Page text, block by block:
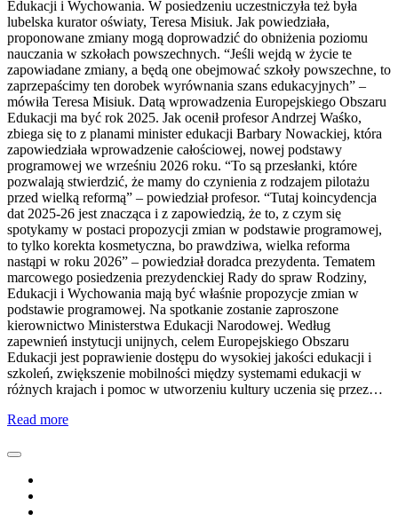
Edukacji i Wychowania. W posiedzeniu uczestniczyła też była
lubelska kurator oświaty, Teresa Misiuk. Jak powiedziała,
proponowane zmiany mogą doprowadzić do obniżenia poziomu
nauczania w szkołach powszechnych. “Jeśli wejdą w życie te
zapowiadane zmiany, a będą one obejmować szkoły powszechne, to
zaprzepaścimy ten dorobek wyrównania szans edukacyjnych” –
mówiła Teresa Misiuk. Datą wprowadzenia Europejskiego Obszaru
Edukacji ma być rok 2025. Jak ocenił profesor Andrzej Waśko,
zbiega się to z planami minister edukacji Barbary Nowackiej, która
zapowiedziała wprowadzenie całościowej, nowej podstawy
programowej we wrześniu 2026 roku. “To są przesłanki, które
pozwalają stwierdzić, że mamy do czynienia z rodzajem pilotażu
przed wielką reformą” – powiedział profesor. “Tutaj koincydencja
dat 2025-26 jest znacząca i z zapowiedzią, że to, z czym się
spotykamy w postaci propozycji zmian w podstawie programowej,
to tylko korekta kosmetyczna, bo prawdziwa, wielka reforma
nastąpi w roku 2026” – powiedział doradca prezydenta. Tematem
marcowego posiedzenia prezydenckiej Rady do spraw Rodziny,
Edukacji i Wychowania mają być właśnie propozycje zmian w
podstawie programowej. Na spotkanie zostanie zaproszone
kierownictwo Ministerstwa Edukacji Narodowej. Według
zapewnień instytucji unijnych, celem Europejskiego Obszaru
Edukacji jest poprawienie dostępu do wysokiej jakości edukacji i
szkoleń, zwiększenie mobilności między systemami edukacji w
różnych krajach i pomoc w utworzeniu kultury uczenia się przez…
Read more